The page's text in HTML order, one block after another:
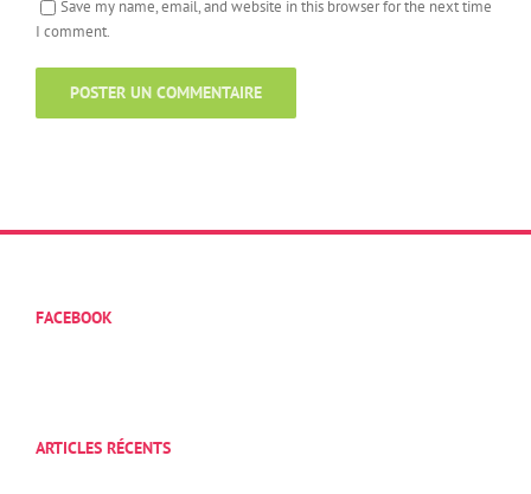
Save my name, email, and website in this browser for the next time
I comment.
FACEBOOK
ARTICLES RÉCENTS